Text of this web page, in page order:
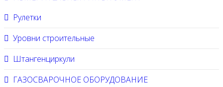
Рулетки
Уровни строительные
Штангенциркули
ГАЗОСВАРОЧНОЕ ОБОРУДОВАНИЕ